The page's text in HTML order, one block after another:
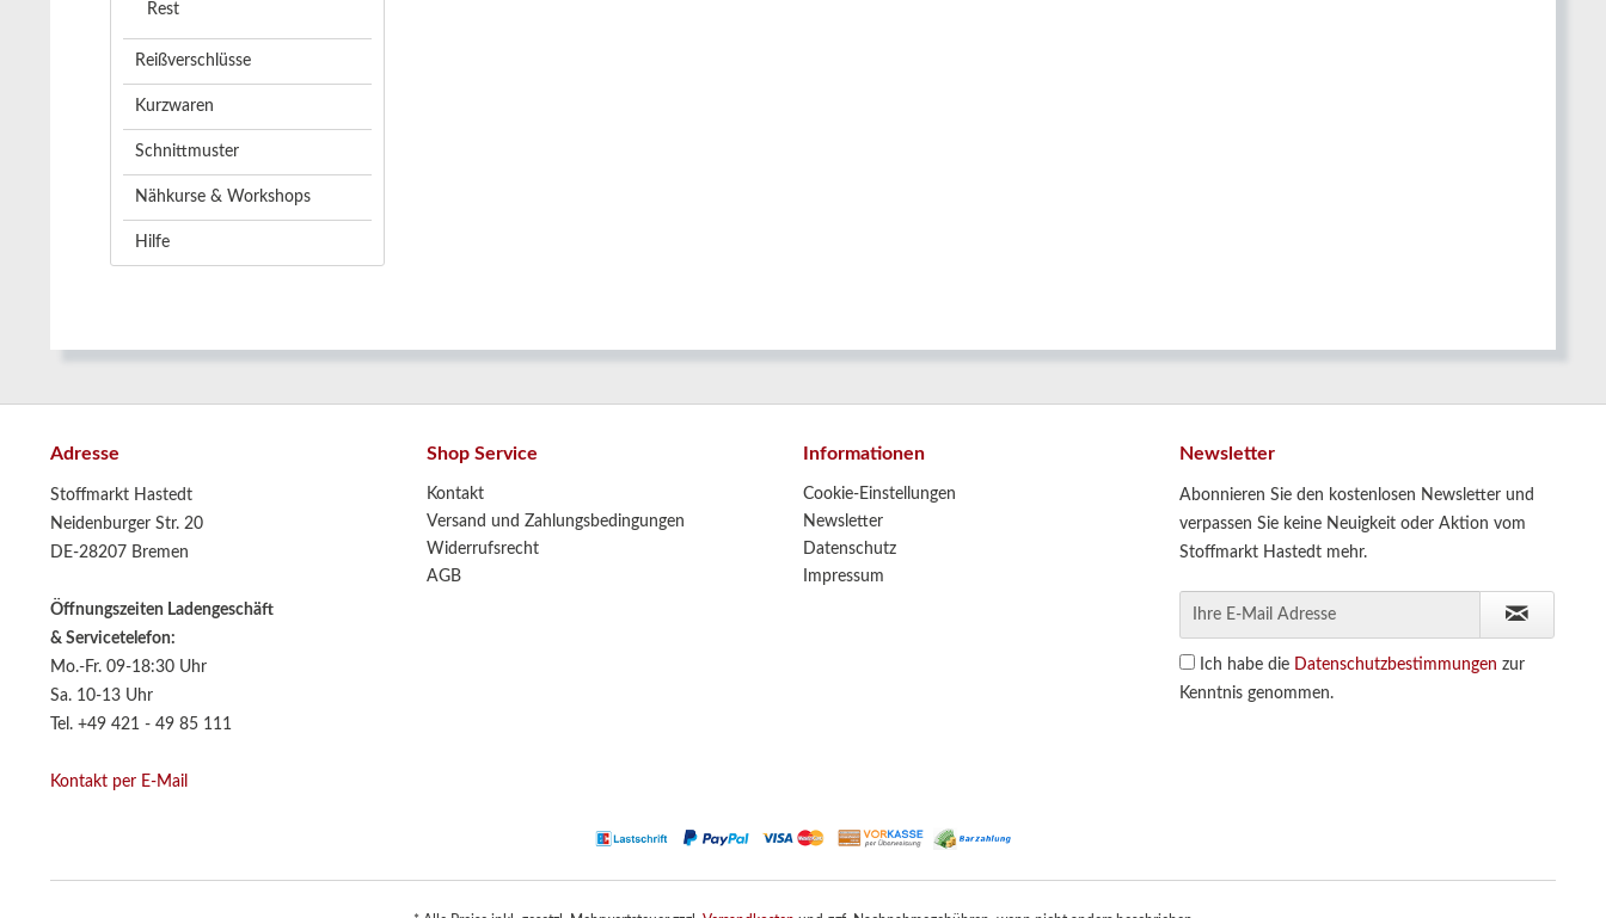
Rest
Reißverschlüsse
Kurzwaren
Schnittmuster
Nähkurse & Workshops
Hilfe
Adresse
Stoffmarkt Hastedt
Neidenburger Str. 20
DE-28207 Bremen
Öffnungszeiten Ladengeschäft
& Servicetelefon:
Mo.-Fr. 09-18:30 Uhr
Sa. 10-13 Uhr
Tel. +49 421 - 49 85 111
Kontakt per E-Mail
Shop Service
Kontakt
Versand und Zahlungsbedingungen
Widerrufsrecht
AGB
Informationen
Cookie-Einstellungen
Newsletter
Datenschutz
Impressum
Newsletter
Abonnieren Sie den kostenlosen Newsletter und
verpassen Sie keine Neuigkeit oder Aktion vom
Stoffmarkt Hastedt mehr.
Ich habe die Datenschutzbestimmungen zur
Kenntnis genommen.